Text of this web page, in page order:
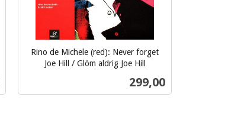
Rino de Michele (red): Never forget
Joe Hill / Glöm aldrig Joe Hill
Pris
299,00